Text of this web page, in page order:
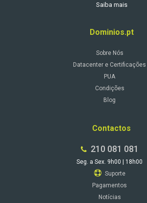
Saiba mais
Dominios.pt
Sobre Nós
Datacenter e Certificações
PUA
Condições
Blog
Contactos
210 081 081
Seg. a Sex. 9h00 | 18h00
Suporte
Pagamentos
Notícias